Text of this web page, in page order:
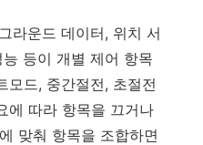
라운드 데이터, 위치 서
등이 개별 제어 항목
모드, 중간절전, 초절전
에 따라 항목을 끄거나
맞춰 항목을 조합하면